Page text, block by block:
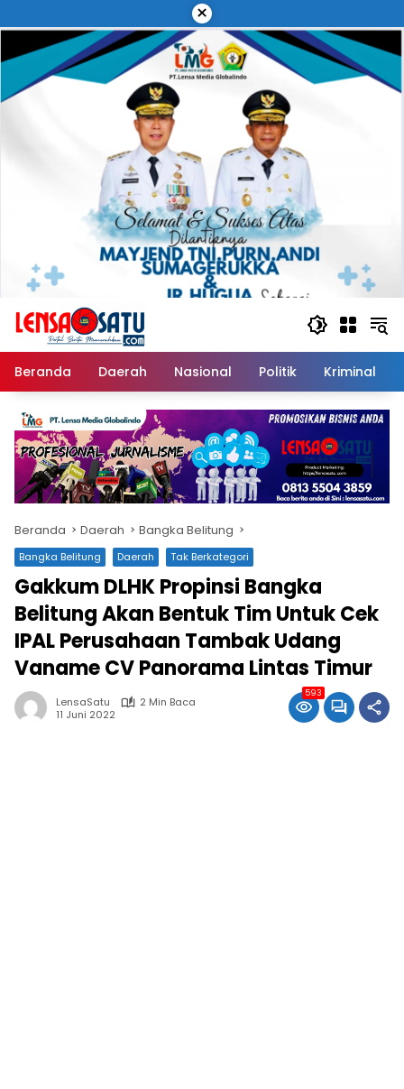
ke
konten
×
Beranda Daerah Nasional Politik Kriminal
Beranda Daerah Bangka Belitung
Bangka Belitung Daerah Tak Berkategori
Gakkum DLHK Propinsi Bangka
Belitung Akan Bentuk Tim Untuk Cek
IPAL Perusahaan Tambak Udang
Vaname CV Panorama Lintas Timur
LensaSatu
2 Min Baca
11 Juni 2022
593